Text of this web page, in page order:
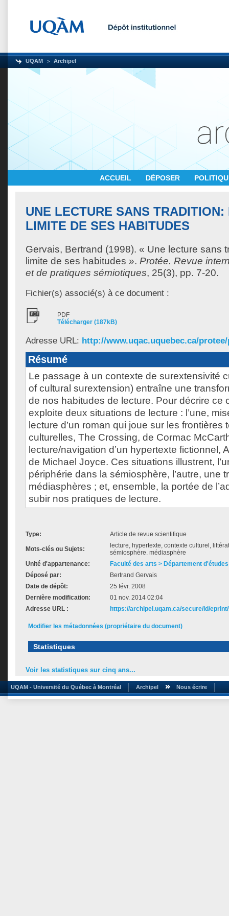
UQAM Archipel
ACCUEIL DÉPOSER
UNE LECTURE SANS
LIMITE DE SES HABITUDES
Gervais, Bertrand (1998). « Une lecture sans
limite de ses habitudes ». Protée. Revue
et de pratiques sémiotiques, 25(3), pp. 7-20.
Fichier(s) associé(s) à ce document :
PDF
Télécharger (187kB)
Adresse URL: http://www.uqac.uquebec.ca/
Résumé
Le passage à un contexte de surextensivité
of cultural surextension) entraîne une
de nos habitudes de lecture. Pour décrire ce
exploite deux situations de lecture : l’une,
lecture d’un roman qui joue sur les frontières
culturelles, The Crossing, de Cormac
lecture/navigation d’un hypertexte fictionnel,
de Michael Joyce. Ces situations illustrent,
périphérie dans la sémiosphère, l’autre, une
médiasphères ; et, ensemble, la portée de
subir nos pratiques de lecture.
Type: Article de revue scientifique
Mots-clés ou Sujets:
lecture, hypertexte, contexte culturel,
sémiosphère. médiasphère
Unité d'appartenance:
Faculté des arts > Département
Déposé par:
Bertrand Gervais
Date de dépôt:
25 févr. 2008
Dernière modification:
01 nov. 2014 02:04
Adresse URL :
https://archipel.uqam.ca/secure/id/
Modifier les métadonnées (propriétaire du document)
Statistiques
Voir les statistiques sur cinq ans...
UQAM - Université du Québec à Montréal Archipel Nous écrire